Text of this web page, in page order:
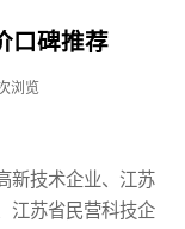
口碑推荐
浏览
新技术企业、江苏
江苏省民营科技企